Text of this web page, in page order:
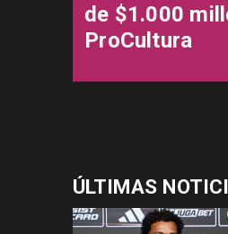
de $1.000
ProCultura
ÚLTIMAS